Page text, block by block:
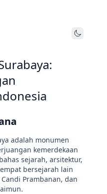
Toggle
adalah monumen
kemerdekaan
sejarah, arsitektur,
bersejarah lain
Prambanan, dan